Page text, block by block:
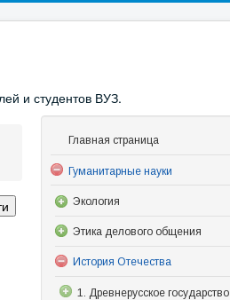
и студентов ВУЗ.
Главная страница
Гуманитарные науки
Экология
Этика делового общения
История Отечества
1. Древнерусское государство